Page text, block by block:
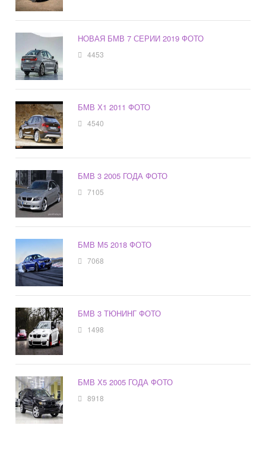
НОВАЯ БМВ 7 СЕРИИ 2019 ФОТО
4453
БМВ Х1 2011 ФОТО
4540
БМВ 3 2005 ГОДА ФОТО
7105
БМВ М5 2018 ФОТО
7068
БМВ 3 ТЮНИНГ ФОТО
1498
БМВ Х5 2005 ГОДА ФОТО
8918